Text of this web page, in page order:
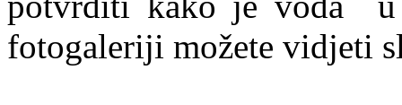
fotogaleriji možete vidjeti